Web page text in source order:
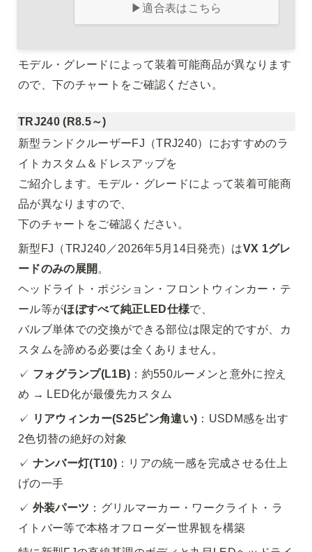
▶適合表はこちら
モデル・グレードによって装着可能商品が異なります
ので、下のチャートをご確認ください。
TRJ240 (R8.5～)
新型ランドクルーザーFJ（TRJ240）におすすめのラ
イトカスタム＆ドレスアップを
ご紹介します。モデル・グレードによって装着可能商
品が異なりますので、
下のチャートをご確認ください。
新型FJ（TRJ240／2026年5月14日発売）はVX 1グレ
ードのみの展開 。
ヘッドライト・ポジション・フロントウィンカー・テ
ール等がほぼすべて純正LED仕様で、
バルブ単体での交換ができる部位は限定的ですが、カ
スタムを諦める必要は全くありません。
✓ フォグランプ(L1B) ：約550ルーメンと意外に控え
め → LED化が最優先カスタム
✓ リアウィンカー(S25ピン角違い) ：USDM感を出す
2色切替の絶好の対象
✓ ナンバー灯(T10)：リアの統一感を完成させる仕上
げの一手
✓ 外装パーツ ：グリルマーカー・ワークライト・ラ
イトバー等で本格オフローダー世界観を構築